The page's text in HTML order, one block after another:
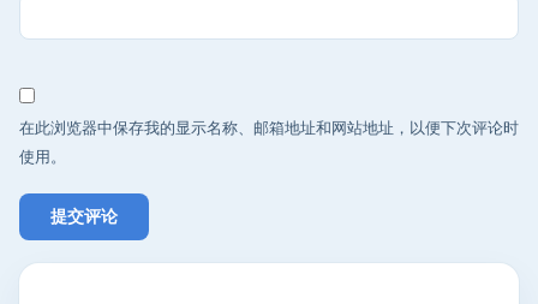
在此浏览器中保存我的显示名称、邮箱地址和网站地址，以便下次评论时
使用。